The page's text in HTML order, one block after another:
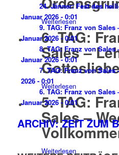
Weiterlesen
6. TAG:
Sales –
Weiterlesen
5. TAG:
Sales –
Weiterlesen
24. Jänner: Fest des
Januar 2026 - 0:01
9. TAG: Franz von
Januar 2026 - 0:01
8. TAG: Franz von Sales
Januar 2026 - 0:01
7. TAG: Franz von Sales
2026 - 0:01
6. TAG: Franz von
Januar 2026 - 0:01
ARCHIV: ZEIT ZUM